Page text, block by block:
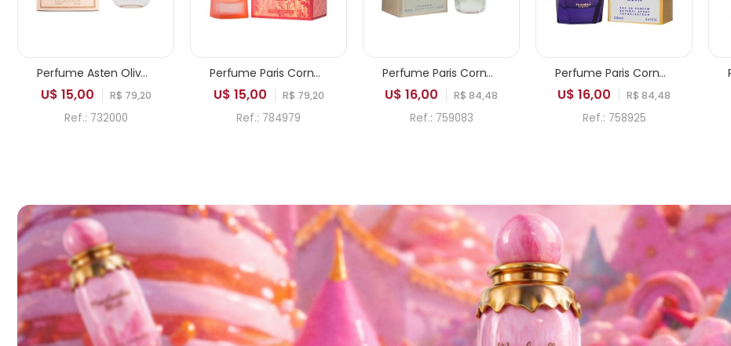
Perfume Asten Olivenite EDP Feminino 100ml
U$ 15,00 R$ 79,20
Ref.: 732000
Perfume Paris Corner Khair Fusion EDP Feminino 100ml
U$ 15,00 R$ 79,20
Ref.: 784979
Perfume Paris Corner Pendora Life is Beautiful EDP Feminino 100ml
U$ 16,00 R$ 84,48
Ref.: 759083
Perfume Paris Corner Pendora Adine EDP Feminino 100ml
U$ 16,00 R$ 84,48
Ref.: 758925